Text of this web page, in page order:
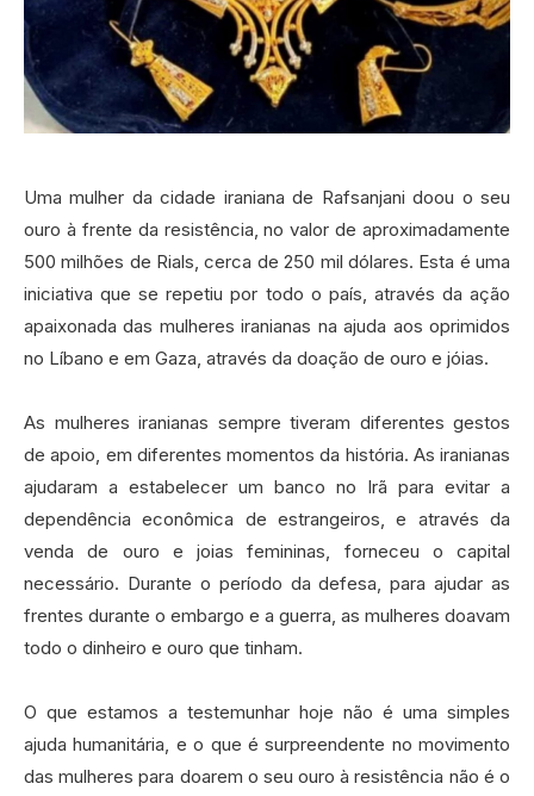
Uma mulher da cidade iraniana de Rafsanjani doou o seu
ouro à frente da resistência, no valor de aproximadamente
500 milhões de Rials, cerca de 250 mil dólares. Esta é uma
iniciativa que se repetiu por todo o país, através da ação
apaixonada das mulheres iranianas na ajuda aos oprimidos
no Líbano e em Gaza, através da doação de ouro e jóias.‍
As mulheres iranianas sempre tiveram diferentes gestos
de apoio, em diferentes momentos da história. As iranianas
ajudaram a estabelecer um banco no Irã para evitar a
dependência econômica de estrangeiros, e através da
venda de ouro e joias femininas, forneceu o capital
necessário. Durante o período da defesa, para ajudar as
frentes durante o embargo e a guerra, as mulheres doavam
todo o dinheiro e ouro que tinham.‍
O que estamos a testemunhar hoje não é uma simples
ajuda humanitária, e o que é surpreendente no movimento
das mulheres para doarem o seu ouro à resistência não é o